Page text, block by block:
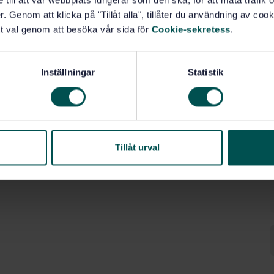
Genom att klicka på "Tillåt alla", tillåter du användning av
val genom att besöka vår sida för Cookie-sekretess.
Inställningar Statistik
Tillåt urval